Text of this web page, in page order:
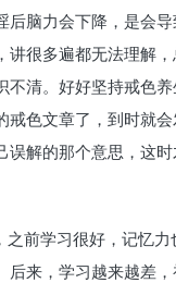
后脑力会下降，是会导
讲很多遍都无法理解
不清。好好坚持戒色
戒色文章了，到时就
解的那个意思，这时
之前学习很好，记忆
后来，学习越来越差